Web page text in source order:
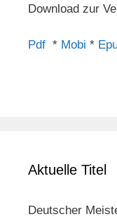
Download zur
Pdf * Mobi *
Aktuelle Titel
Deutscher